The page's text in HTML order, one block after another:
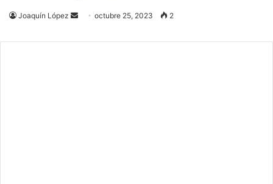
Joaquín López
Send
email
octubre 25, 2023 2